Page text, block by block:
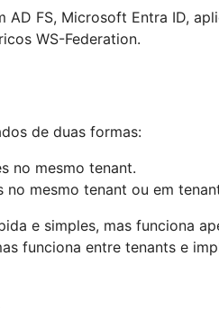
FS, Microsoft Entra ID,
WS-Federation.
de duas formas:
no mesmo tenant.
no mesmo tenant ou em
e simples, mas funciona
funciona entre tenants e